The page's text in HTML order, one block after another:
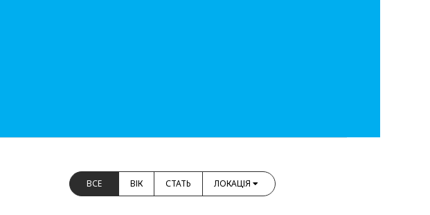
ВСЕ ВІК СТАТЬ ЛОКАЦІЯ